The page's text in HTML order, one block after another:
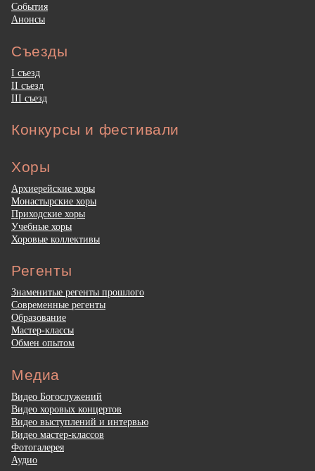
События
Анонсы
Съезды
I съезд
II съезд
III съезд
Конкурсы и фестивали
Хоры
Архиерейские хоры
Монастырские хоры
Приходские хоры
Учебные хоры
Хоровые коллективы
Регенты
Знаменитые регенты прошлого
Современные регенты
Образование
Мастер-классы
Обмен опытом
Медиа
Видео Богослужений
Видео хоровых концертов
Видео выступлений и интервью
Видео мастер-классов
Фотогалерея
Аудио